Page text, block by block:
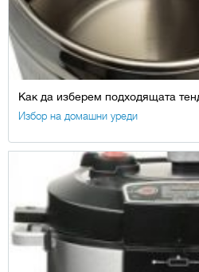
Как да изберем подходящата
Избор на домашни уреди